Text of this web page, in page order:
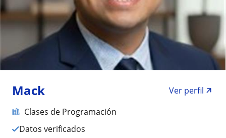
Mack
Ver perfil
Clases de Programación
Datos verificados